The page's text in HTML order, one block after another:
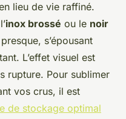
lieu de vie raffiné.
inox brossé ou le noir
s’épousant
L’effet visuel est
rupture. Pour sublimer
vos crus, il est
de stockage optimal